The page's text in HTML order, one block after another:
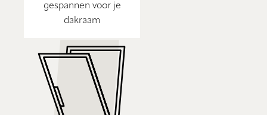
gespannen voor je
dakraam